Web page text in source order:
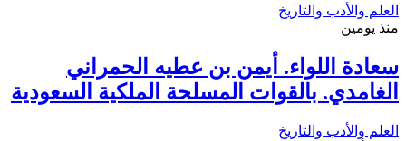
العلم والأدب والتاريخ
منذ يومين
سعادة اللواء. أيمن بن عطيه الحمراني
الغامدي. بالقوات المسلحة الملكية السعودية
العلم والأدب والتاريخ